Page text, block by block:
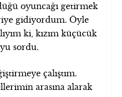
oyuncağı getirmek
gidiyordum. Öyle
ki, kızım küçücük
sordu.
çalıştım.
arasına alarak